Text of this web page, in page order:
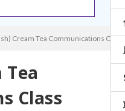
Cream Tea Communications
Tea
Class